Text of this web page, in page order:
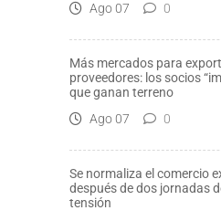
Ago 07
0
Más mercados para
proveedores: los socios
que ganan terreno
Ago 07
0
Se normaliza el comercio
después de dos jornadas
tensión